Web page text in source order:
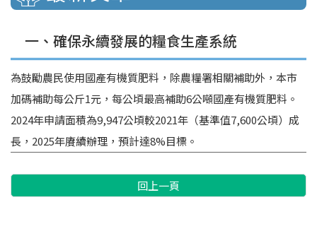
一、確保永續發展的糧食生產系統
為鼓勵農民使用國產有機質肥料，除農糧署相關補助外，本市
加碼補助每公斤1元，每公頃最高補助6公噸國產有機質肥料。
2024年申請面積為9,947公頃較2021年（基準值7,600公頃）成
長，2025年賡續辦理，預計達8%目標。
回上一頁